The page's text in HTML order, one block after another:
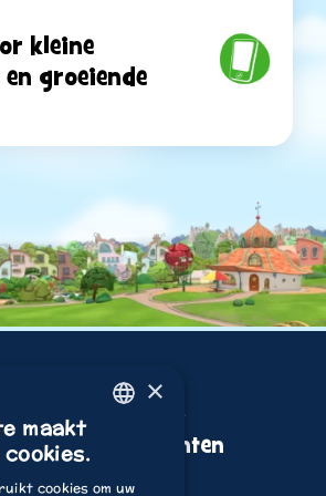
kleine
groeiende
Nieuws &
Evenementen
×
maakt
cookies om uw